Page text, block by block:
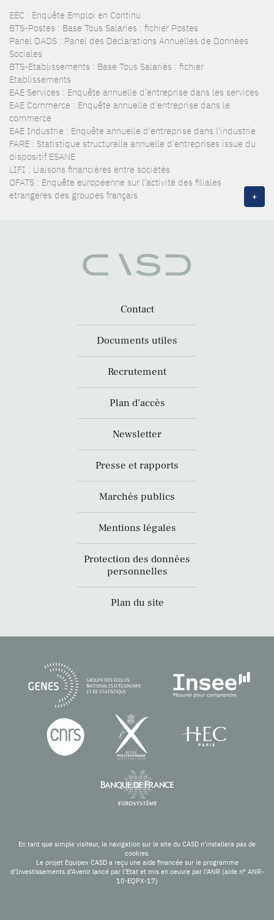
EEC : Enquête Emploi en Continu
BTS-Postes : Base Tous Salariés : fichier Postes
Panel DADS : Panel des Déclarations Annuelles de Données
Sociales
BTS-Etablissements : Base Tous Salariés : fichier
Etablissements
EAE Services : Enquête annuelle d’entreprise dans les services
EAE Commerce : Enquête annuelle d'entreprise dans le
commerce
EAE Industrie : Enquête annuelle d'entreprise dans l'industrie
FARE : Statistique structurelle annuelle d’entreprises issue du
dispositif ESANE
LIFI : Liaisons financières entre sociétés
OFATS : Enquête européenne sur l'activité des filiales
étrangères des groupes français
+
Contact
Documents utiles
Recrutement
Plan d’accès
Newsletter
Presse et rapports
Marchés publics
Mentions légales
Protection des données
personnelles
Plan du site
En tant que simple visiteur, la navigation sur le site du CASD n'installera pas de
cookies.
Le projet Equipex CASD a reçu une aide financée sur le programme
d’Investissements d’Avenir lancé par l’Etat et mis en oeuvre par l’ANR (aide n° ANR-
10-EQPX-17)